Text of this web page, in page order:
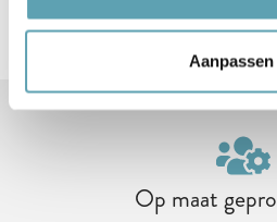
Aanpassen
Op maat